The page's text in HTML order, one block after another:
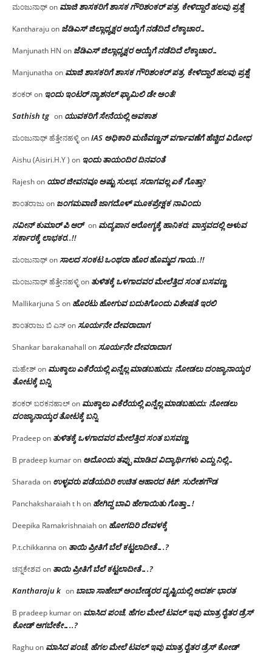
ಮಂಜುನಾಥ್on ಮಾಜಿ ಶಾಸಕರಿಗೆ ಶಾಸಕ ಗೌರಿಶಂಕರ್ ಪತ್ರ, ಕೇಳಿದ್ದಾರೆ ಹಲವು ಪ್ರಶ್ನೆ
Kantharajuon ಜೆಡಿಎಸ್ ಜಿಲ್ಲಾಧ್ಯಕ್ಷರ ಆಯ್ಕೆಗೆ ನಡೆದಿದೆ ಲೆಕ್ಕಾಚಾರ…
Manjunath HN on ಜೆಡಿಎಸ್ ಜಿಲ್ಲಾಧ್ಯಕ್ಷರ ಆಯ್ಕೆಗೆ ನಡೆದಿದೆ ಲೆಕ್ಕಾಚಾರ…
Manjunatha on ಮಾಜಿ ಶಾಸಕರಿಗೆ ಶಾಸಕ ಗೌರಿಶಂಕರ್ ಪತ್ರ, ಕೇಳಿದ್ದಾರೆ ಹಲವು ಪ್ರಶ್ನೆ
ಶಂಕರ್on ಇಂದು ಇಂಟರ್ ನ್ಯಾಶನಲ್ ಫ್ಯಾಮಿಲಿ ಡೇ ಅಂತೆ!
Sathish tg on ಯುವಕರಿಗೆ ಸೇನೆಯಲ್ಲಿ ಅವಕಾಶ
ಮಂಜುನಾಥ್ ಹೆತ್ತೇನಹಳ್ಳಿonIAS ಅಧಿಕಾರಿ ಮಣಿವಣ್ಣನ್ ವರ್ಗಾವಣೆಗೆ ಹೆಚ್ಚಿದ‌ ವಿರೋಧ
Aishu (Aisiri.H.Y ) on ಇಂದು ತಾಯಂದಿರ ದಿನವಂತೆ
Rajeshon ಯಾರ ಜೀವನವೂ ಅಷ್ಟು ಸುಲಭ, ಸರಾಗವಲ್ಲ ಏಕೆ ಗೊತ್ತಾ?
ಶಾಂತರಾಜುon ಜಂಗಮವಾಣಿ ಜಾಗದೊಳ್ ಮೂಕಪ್ರೇಕ್ಷಕ ನಾವಿಂದು
ನವೀನ್ ಕುಮಾರ್ ಪಿ ಆರ್ on ಮದ್ಯಪಾನ ಆರೋಗ್ಯಕ್ಕೆ ಹಾನಿಕರ; ವಾಸ್ತವದಲ್ಲಿ ಅಳುವ
ಸರ್ಕಾರಕ್ಕೆ ಲಾಭಕರ..!!
ಮಂಜುನಾಥ್onಸಾಲದ ಸಂಕಟ ಒಂಥರಾ ಹೊರ ಹೊಮ್ಮದ ಗಾಯ..!!
ಮಂಜುನಾಥ್ ಹೆತ್ತೇನಹಳ್ಳಿon ತುಳಿತಕ್ಕೆ ಒಳಗಾದವರ ಮೇಲೆತ್ತಿದ ಸಂತ ಬಸವಣ್ಣ
Mallikarjuna S on ಹೊರಟು ಹೋಗುವ ಬದುಕಿಗೊಂದು ವಿಶೇಷತೆ ಇರಲಿ
ಶಾಂತರಾಜು ಬಿ ಎಸ್onಸೂರ್ಯನೇ ದೇವರಾದಾಗ
Shankar barakanahall onಸೂರ್ಯನೇ ದೇವರಾದಾಗ
ಮಹೇಶ್on ಮುಕ್ಕಾಲು ಎಕೆರೆಯಲ್ಲಿ ಏನ್ನೆಲ್ಲ‌ ಮಾಡಬಹುದು: ನೋಡಲು ದಂಜ್ಯಾನಾಯ್ಕರ
ತೋಟಕ್ಕೆ ಬನ್ನಿ
ಶಂಕರ್ ಬರಕನಹಾಲ್on ಮುಕ್ಕಾಲು ಎಕೆರೆಯಲ್ಲಿ ಏನ್ನೆಲ್ಲ‌ ಮಾಡಬಹುದು: ನೋಡಲು
ದಂಜ್ಯಾನಾಯ್ಕರ ತೋಟಕ್ಕೆ ಬನ್ನಿ
Pradeepon ತುಳಿತಕ್ಕೆ ಒಳಗಾದವರ ಮೇಲೆತ್ತಿದ ಸಂತ ಬಸವಣ್ಣ
B pradeep kumaron ಅದೊಂದು ತಪ್ಪು ಮಾಡಿದ ವಿದ್ಯಾರ್ಥಿಗಳು ಎದ್ದು ನಿಲ್ಲಿ…
Sharada on ಉಳ್ಳವರು ಪಡೆಯದಿರಿ ಉಚಿತ ಆಹಾರದ ಕಿಟ್: ಸುರೇಶಗೌಡ
Panchaksharaiah t hon ಹೇಗಿದ್ದ ಬಾವಿ ಹೇಗಾಯಿತು ಗೊತ್ತಾ…!
Deepika Ramakrishnaiahon ಹೋಗದಿರಿ ದೇವಳಕ್ಕೆ
P.t.chikkanna on ತಾಯಿ ಪ್ರೀತಿಗೆ ಬೆಲೆ ಕಟ್ಟಲಾದೀತೆ….?
ಚನ್ನಕೇಶವon ತಾಯಿ ಪ್ರೀತಿಗೆ ಬೆಲೆ ಕಟ್ಟಲಾದೀತೆ….?
Kantharaju k on ಬಾಬಾ ಸಾಹೇಬ್ ಅಂಬೇಡ್ಕರರ ದೃಷ್ಟಿಯಲ್ಲಿ ಆದರ್ಶ ಭಾರತ
B pradeep kumaron ಮಾಸಿದ ಪಂಚೆ, ಹೆಗಲ ಮೇಲೆ ಟವಲ್‌ ಇವು ಮಾತ್ರ ರೈತರ ಡ್ರೆಸ್‌
ಕೋಡ್ ಆಗಬೇಕೇ…..?‌
Raghuon ಮಾಸಿದ ಪಂಚೆ, ಹೆಗಲ ಮೇಲೆ ಟವಲ್‌ ಇವು ಮಾತ್ರ ರೈತರ ಡ್ರೆಸ್‌ ಕೋಡ್